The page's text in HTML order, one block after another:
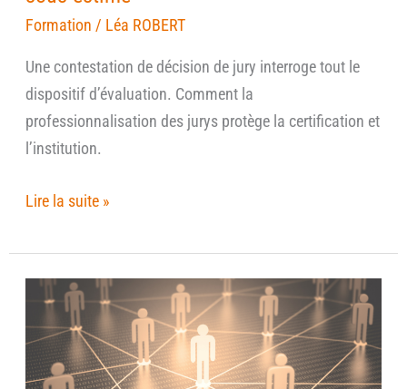
Formation / Léa ROBERT
Une contestation de décision de jury interroge tout le
dispositif d’évaluation. Comment la
professionnalisation des jurys protège la certification et
l’institution.
Lire la suite »
Manager
manager
HPI